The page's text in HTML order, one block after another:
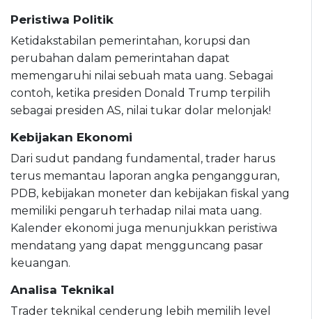
Peristiwa Politik
Ketidakstabilan pemerintahan, korupsi dan
perubahan dalam pemerintahan dapat
memengaruhi nilai sebuah mata uang. Sebagai
contoh, ketika presiden Donald Trump terpilih
sebagai presiden AS, nilai tukar dolar melonjak!
Kebijakan Ekonomi
Dari sudut pandang fundamental, trader harus
terus memantau laporan angka pengangguran,
PDB, kebijakan moneter dan kebijakan fiskal yang
memiliki pengaruh terhadap nilai mata uang.
Kalender ekonomi juga menunjukkan peristiwa
mendatang yang dapat mengguncang pasar
keuangan.
Analisa Teknikal
Trader teknikal cenderung lebih memilih level